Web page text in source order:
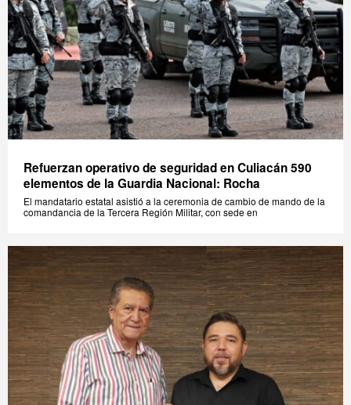
Refuerzan operativo de seguridad en Culiacán 590
elementos de la Guardia Nacional: Rocha
El mandatario estatal asistió a la ceremonia de cambio de mando de la
comandancia de la Tercera Región Militar, con sede en